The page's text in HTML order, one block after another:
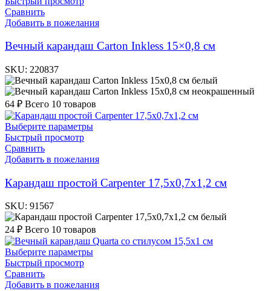
Сравнить
Добавить в пожелания
Вечный карандаш Carton Inkless 15×0,8 см
SKU: 220837
белый
неокрашенный
64 ₽ Всего 10 товаров
Выберите параметры
Быстрый просмотр
Сравнить
Добавить в пожелания
Карандаш простой Carpenter 17,5х0,7х1,2 см
SKU: 91567
белый
24 ₽ Всего 10 товаров
Выберите параметры
Быстрый просмотр
Сравнить
Добавить в пожелания